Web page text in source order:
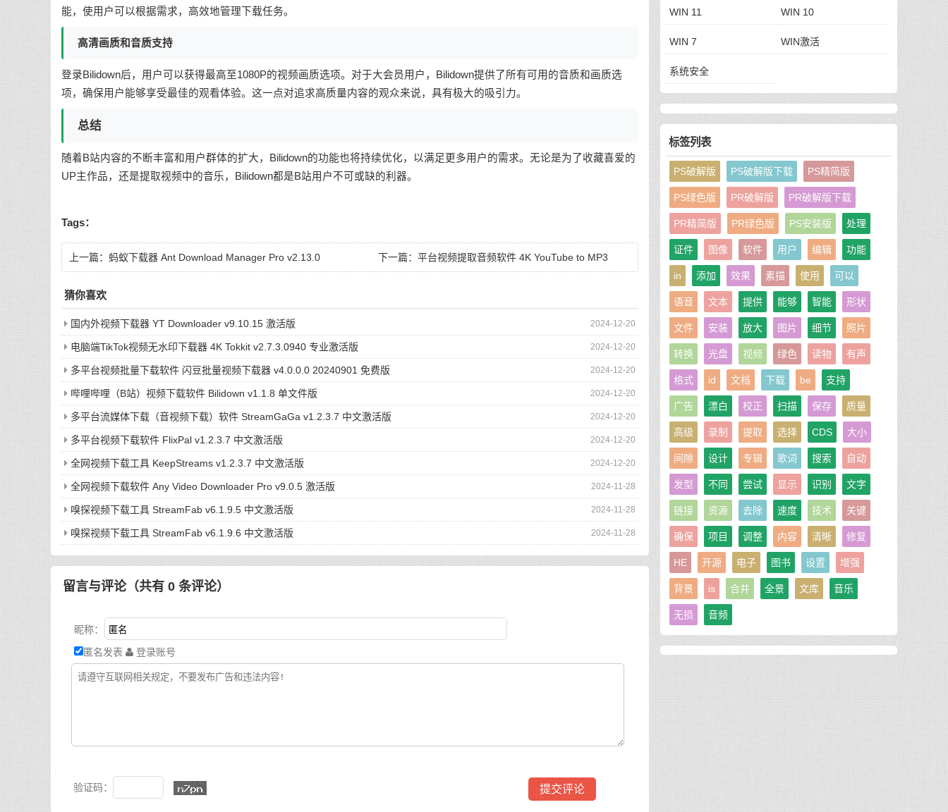
能，使用户可以根据需求，高效地管理下载任务。
高清画质和音质支持
登录Bilidown后，用户可以获得最高至1080P的视频画质选项。对于大会员用户，Bilidown提供了所有可用的音质和画质选
项，确保用户能够享受最佳的观看体验。这一点对追求高质量内容的观众来说，具有极大的吸引力。
总结
随着B站内容的不断丰富和用户群体的扩大，Bilidown的功能也将持续优化，以满足更多用户的需求。无论是为了收藏喜爱的
UP主作品，还是提取视频中的音乐，Bilidown都是B站用户不可或缺的利器。
Tags：
上一篇： 蚂蚁下载器 Ant Download Manager Pro v2.13.0 下一篇：平台视频提取音频软件 4K YouTube to MP3
猜你喜欢
2024-12-20
国内外视频下载器 YT Downloader v9.10.15 激活版
2024-12-20
电脑端TikTok视频无水印下载器 4K Tokkit v2.7.3.0940 专业激活版
2024-12-20
多平台视频批量下载软件 闪豆批量视频下载器 v4.0.0.0 20240901 免费版
2024-12-20
哔哩哔哩（B站）视频下载软件 Bilidown v1.1.8 单文件版
2024-12-20
多平台流媒体下载（音视频下载）软件 StreamGaGa v1.2.3.7 中文激活版
2024-12-20
多平台视频下载软件 FlixPal v1.2.3.7 中文激活版
2024-12-20
全网视频下载工具 KeepStreams v1.2.3.7 中文激活版
2024-11-28
全网视频下载软件 Any Video Downloader Pro v9.0.5 激活版
2024-11-28
嗅探视频下载工具 StreamFab v6.1.9.5 中文激活版
2024-11-28
嗅探视频下载工具 StreamFab v6.1.9.6 中文激活版
留言与评论（共有 0 条评论）
昵称：
匿名发表 登录账号
验证码：
WIN 11 WIN 10
WIN 7 WIN激活
系统安全
标签列表
PS破解版 PS破解版下载 PS精简版
PS绿色版 PR破解版 PR破解版下载
PR精简版 PR绿色版 PS安装版 处理
证件 图像 软件 用户 编辑 功能
in 添加 效果 素描 使用 可以
语音 文本 提供 能够 智能 形状
文件 安装 放大 图片 细节 照片
转换 光盘 视频 绿色 读物 有声
格式 id 文档 下载 be 支持
广告 漂白 校正 扫描 保存 质量
高级 录制 提取 选择 CDS 大小
间隙 设计 专辑 歌词 搜索 自动
发型 不同 尝试 显示 识别 文字
链接 资源 去除 速度 技术 关键
确保 项目 调整 内容 清晰 修复
HE 开源 电子 图书 设置 增强
背景 is 合并 全景 文库 音乐
无损 音频